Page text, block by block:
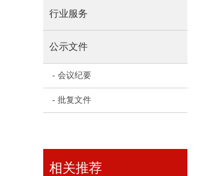
行业服务
公示文件
- 会议纪要
- 批复文件
相关推荐